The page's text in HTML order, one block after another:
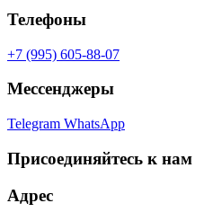
Телефоны
+7 (995) 605-88-07
Мессенджеры
Telegram WhatsApp
Присоединяйтесь к нам
Адрес